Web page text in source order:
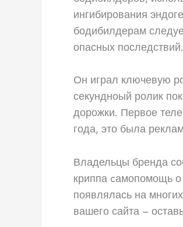
ингибирования
бодибилдерам
опасных последствий.
Он играл ключевую
секундноый ролик
дорожки. Первое
года, это была
Владельцы бренда
криппа cамопомощь о
появлялась на
вашего сайта –